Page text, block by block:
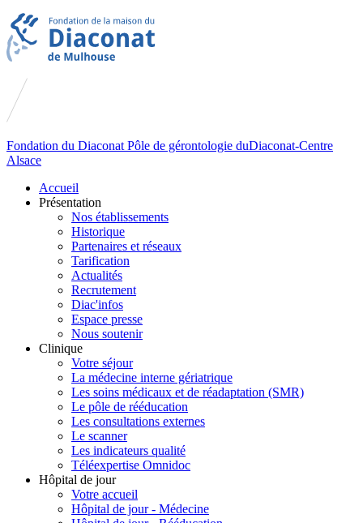
Fondation du Diaconat Pôle de gérontologie duDiaconat-Centre
Alsace
Accueil
Présentation
Nos établissements
Historique
Partenaires et réseaux
Tarification
Actualités
Recrutement
Diac'infos
Espace presse
Nous soutenir
Clinique
Votre séjour
La médecine interne gériatrique
Les soins médicaux et de réadaptation (SMR)
Le pôle de rééducation
Les consultations externes
Le scanner
Les indicateurs qualité
Téléexpertise Omnidoc
Hôpital de jour
Votre accueil
Hôpital de jour - Médecine